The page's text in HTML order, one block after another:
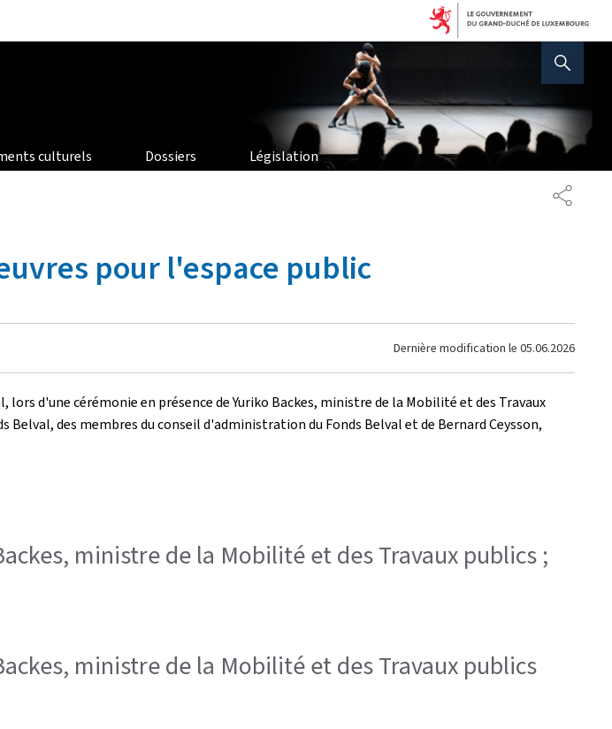
AFFICHER / MASQUER
culturels Dossiers
Législation
pour l'espace public
Dernière modification le 05.06.2026
d'une cérémonie en présence de Yuriko Backes, ministre de la Mobilité et des Travaux
des membres du conseil d'administration du Fonds Belval et de Bernard Ceysson,
ministre de la Mobilité et des Travaux publics ;
ministre de la Mobilité et des Travaux publics